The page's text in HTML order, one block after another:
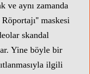
ve aynı zamanda
maskesi
skandal
Yine böyle bir
ilgili